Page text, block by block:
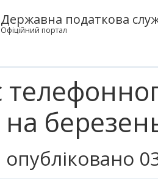
Державна податкова
Офіційний портал
на
опубліковано